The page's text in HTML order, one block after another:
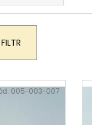
005-003-007